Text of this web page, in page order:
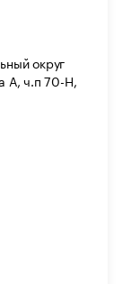
округ
А, ч.п 70-Н,